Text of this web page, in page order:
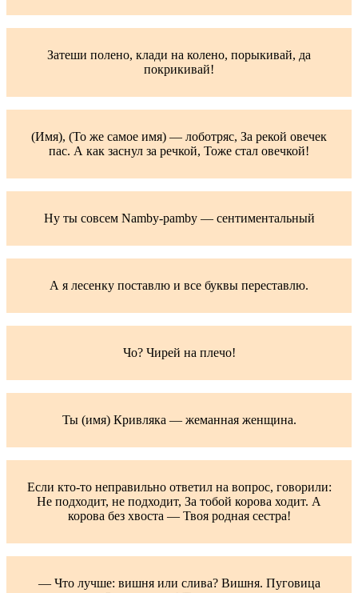
Затеши полено, клади на колено, порыкивай, да
покрикивай!
(Имя), (То же самое имя) — лоботряс, За рекой овечек
пас. А как заснул за речкой, Тоже стал овечкой!
Ну ты совсем Namby-pamby — сентиментальный
А я лесенку поставлю и все буквы переставлю.
Чо? Чирей на плечо!
Ты (имя) Кривляка — жеманная женщина.
Если кто-то неправильно ответил на вопрос, говорили:
Не подходит, не подходит, За тобой корова ходит. А
корова без хвоста — Твоя родная сестра!
— Что лучше: вишня или слива? Вишня. Пуговица